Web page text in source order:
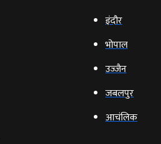
इंदौर
भोपाल
उज्‍जैन
जबलपुर
आचंलिक